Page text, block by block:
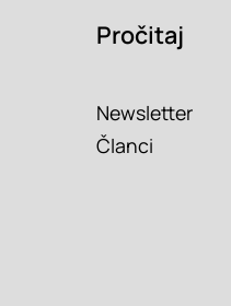
Pročitaj
Newsletter
Članci